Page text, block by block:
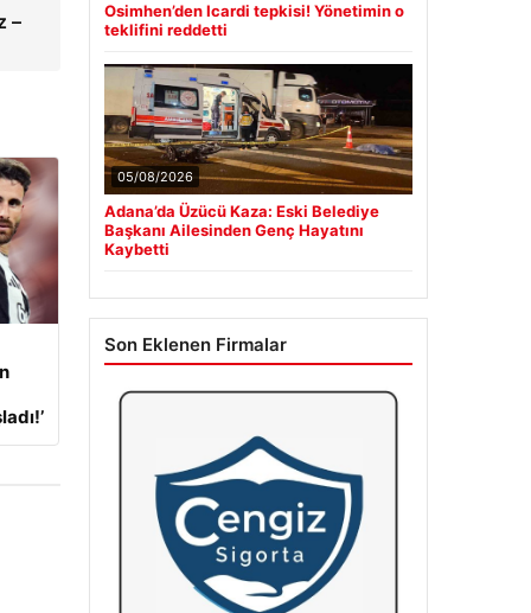
–
Osimhen’den Icardi tepkisi! Yönetimin o
teklifini reddetti
05/08/2026
Adana’da Üzücü Kaza: Eski Belediye
Başkanı Ailesinden Genç Hayatını
Kaybetti
Son Eklenen Firmalar